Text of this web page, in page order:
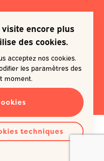
à une
PLUS
encore plus
des cookies.
acceptez nos cookies.
les paramètres des
moment.
techniques